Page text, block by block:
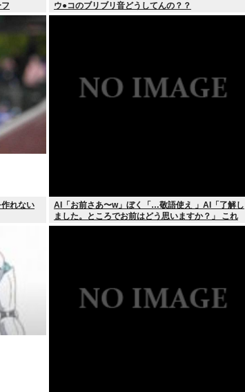
ウ●コのブリブリ音どうしてんの？？
れない
AI「お前さあ〜w」ぼく「…敬語使え 」AI「了解し
ました。ところでお前はどう思いますか？」 これ